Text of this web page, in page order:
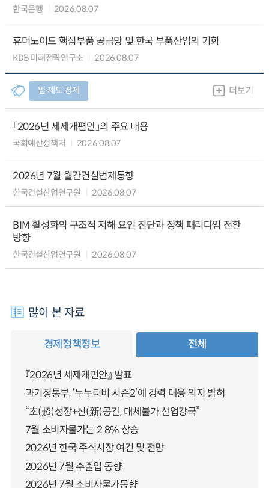
한국은행 2026.08.07
휴머노이드 핵심부품 공급망 및 한국 부품산업의 기회
KDB 미래전략연구소 2026.08.07
법∙제도 경제 더보기
「2026년 세제개편안」의 주요 내용
국회예산정책처 2026.08.07
2026년 7월 월간건설법제동향
한국건설산업연구원 2026.08.07
BIM 활성화의 구조적 저해 요인 진단과 정책 패러다임 전환
방향
한국건설산업연구원 2026.08.07
많이 본 자료
경제정책정보 전체
『2026년 세제개편안』 발표
과기정통부, ‘누누티비 시즌2’에 강력 대응 의지 밝혀
“초(超)성장+신(新)공간, 대체불가 산업강국”
7월 소비자물가는 2.8% 상승
2026년 한국 주식시장 여건 및 전망
2026년 7월 수출입 동향
2026년 7월 소비자물가동향